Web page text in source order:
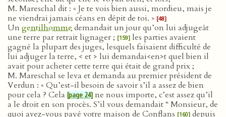
M. Mareschal dit : « Je te vois bien aussi, mordieu, mais je
ne viendrai jamais céans en dépit de toi. » [48]
Un gentilhommedemandait un jour qu’on lui adjugeât
une terre par retrait lignager ; [159] les parties avaient
gagné la plupart des juges, lesquels faisaient difficulté de
lui adjuger la terre, < et > lui demandai<en>t quel bien il
avait pour acheter cette terre qui était de grand prix ;
M. Mareschal se leva et demanda au premier président de
Verdun : « Qu’est-il besoin de savoir s’il a assez de bien
pour cela ? Cela [page 24] ne nous importe, c’est assez qu’il
a le droit en son procès. S’il vous demandait “ Monsieur, de
quoi avez-vous payé votre maison de Conflans [160] depuis